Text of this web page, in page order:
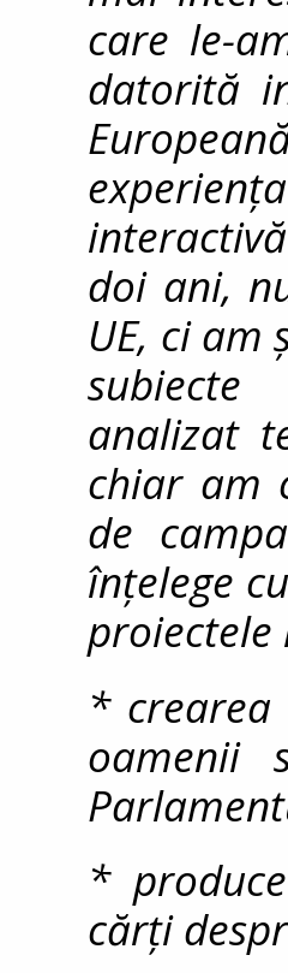
care le-
datorită
doi ani,
UE, ci am
analizat
chiar am
de
înțelege
* crearea
oamenii
*
cărți